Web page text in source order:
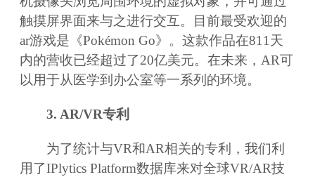
触摸屏界面来与之进行交互。目前最受欢迎的
ar游戏是《Pokémon Go》。这款作品在811天
内的营收已经超过了20亿美元。在未来，AR可
以用于从医学到办公室等一系列的环境。
3. AR/VR专利
为了统计与VR和AR相关的专利，我们利
用了IPlytics Platform数据库来对全球VR/AR技